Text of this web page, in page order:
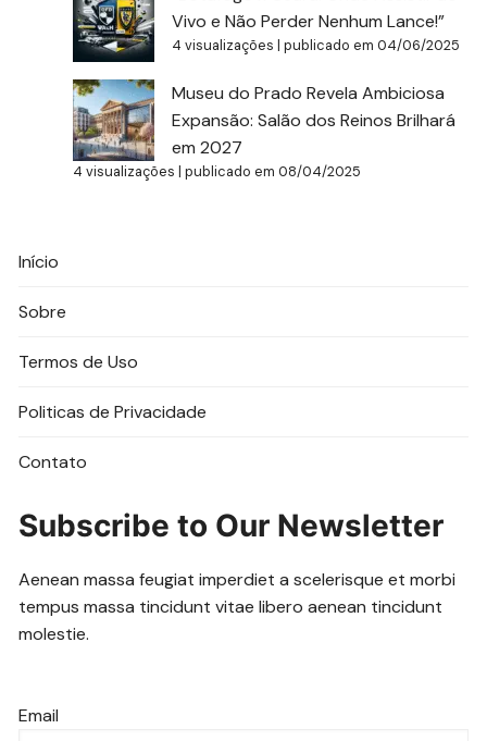
Vivo e Não Perder Nenhum Lance!”
4 visualizações |publicado em 04/06/2025
Museu do Prado Revela Ambiciosa
Expansão: Salão dos Reinos Brilhará
em 2027
4 visualizações |publicado em 08/04/2025
Início
Sobre
Termos de Uso
Politicas de Privacidade
Contato
Subscribe to Our Newsletter
Aenean massa feugiat imperdiet a scelerisque et morbi
tempus massa tincidunt vitae libero aenean tincidunt
molestie.
Email